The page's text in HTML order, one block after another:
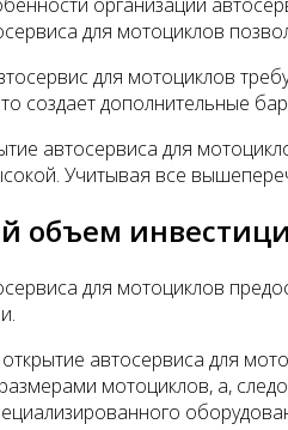
для мотоциклов
для мотоциклов
создает дополнительные
автосервиса для
Учитывая все
объем
для мотоциклов
автосервиса для
мотоциклов, а,